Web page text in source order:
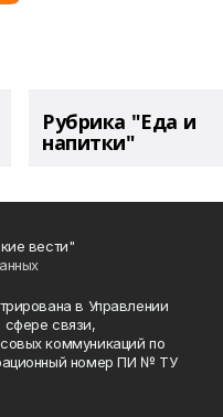
Рубрика "Еда и
напитки"
вести"
в Управлении
связи,
коммуникаций по
номер ПИ № ТУ